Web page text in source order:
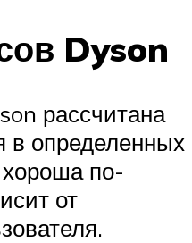
Dyson
рассчитана
в определенных
по-
от